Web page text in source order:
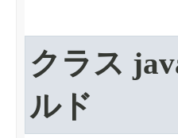
クラス
ルド